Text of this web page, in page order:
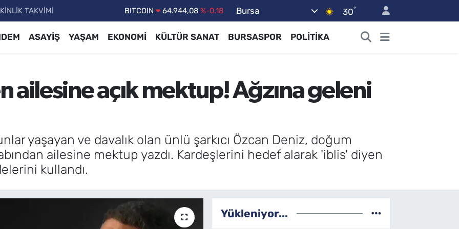
TAKVİMİ DOLAR 47,7436 %0.18
BİST100
13.779 %-14
%-0.18
Bursa 30°
ASAYİŞ YAŞAM EKONOMİ KÜLTÜR SANAT BURSASPOR POLİTİKA
ailesine açık mektup! Ağzına geleni
yaşayan ve davalık olan ünlü şarkıcı Özcan Deniz, doğum
ailesine mektup yazdı. Kardeşlerini hedef alarak 'iblis' diyen
kullandı.
Yükleniyor...